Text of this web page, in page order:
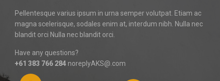
Pellentesque varius ipsum in urna semper volutpat. Etiam ac
magna scelerisque, sodales enim at, interdum nibh. Nulla nec
blandit orci Nulla nec blandit orci.
Have any questions?
+61 383 766 284 noreplyAKS@.com